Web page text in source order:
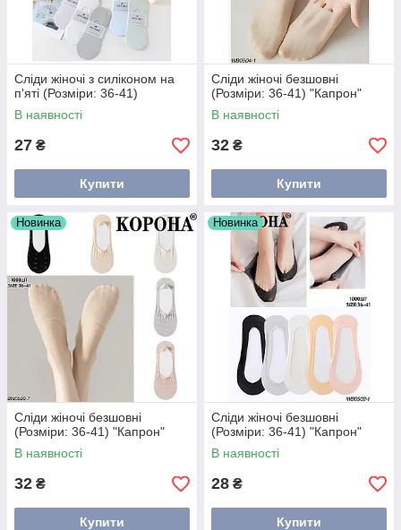
Сліди жіночі з силіконом на
п'яті (Розміри: 36-41)
В наявності
27 ₴
Купити
Сліди жіночі безшовні
(Розміри: 36-41) "Капрон"
В наявності
32 ₴
Купити
Новинка
Сліди жіночі безшовні
(Розміри: 36-41) "Капрон"
В наявності
32 ₴
Купити
Новинка
Сліди жіночі безшовні
(Розміри: 36-41) "Капрон"
В наявності
28 ₴
Купити